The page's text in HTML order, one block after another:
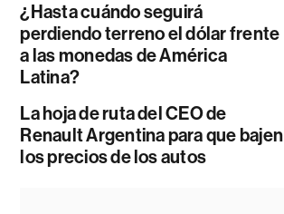
¿Hasta cuándo seguirá
perdiendo terreno el dólar frente
a las monedas de América
Latina?
La hoja de ruta del CEO de
Renault Argentina para que bajen
los precios de los autos